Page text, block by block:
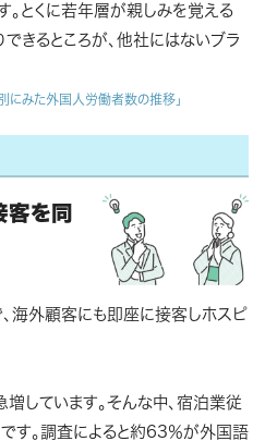
とくに若年層が親しみを覚える
きるところが、他社にはないブラ
にみた外国人労働者数の推移」
客を同
海外顧客にも即座に接客しホスピ
しています。そんな中、宿泊業従
す。調査によると約63％が外国語